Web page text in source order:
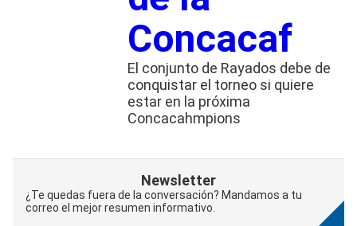
Concacaf
El conjunto de Rayados debe de
conquistar el torneo si quiere
estar en la próxima
Concacahmpions
Newsletter
¿Te quedas fuera de la conversación? Mandamos a tu
correo el mejor resumen informativo.